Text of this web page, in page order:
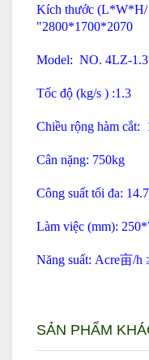
Kích thước (L*W*H/
"2800*1700*2070
Model: NO. 4LZ-1.3
Tốc độ (kg/s ) :1.3
Chiều rộng hàm cắt:
Cân nặng: 750kg
Công suất tối đa:
Làm việc (mm):
Năng suất: Acre亩/h
SẢN PHẨM